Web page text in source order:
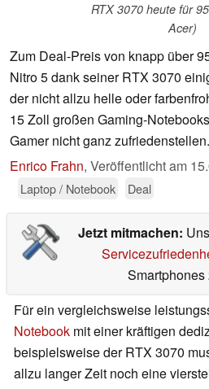
RTX 3070 heute für
Acer)
Zum Deal-Preis von knapp über
Nitro 5 dank seiner RTX 3070
der nicht allzu helle oder
15 Zoll großen Gaming-
Gamer nicht ganz zufriedenstellen.
Enrico Frahn, Veröffentlicht am
Laptop / Notebook
Deal
Jetzt mitmachen:
Smartphones
Für ein vergleichsweise
Notebook mit einer kräftigen
beispielsweise der RTX 3070
allzu langer Zeit noch eine